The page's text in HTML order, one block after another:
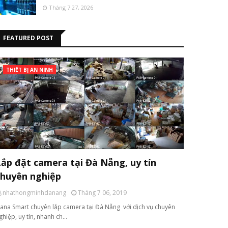
Tháng 7 27, 2026
FEATURED POST
THIẾT BỊ AN NINH
đặt camera tại Đà Nẵng, uy tín
nghiệp
nhathongminhdanang
Tháng 7 06, 2019
Smart chuyên lắp camera tại Đà Nẵng với dịch vụ chuyên
uy tín, nhanh ch…